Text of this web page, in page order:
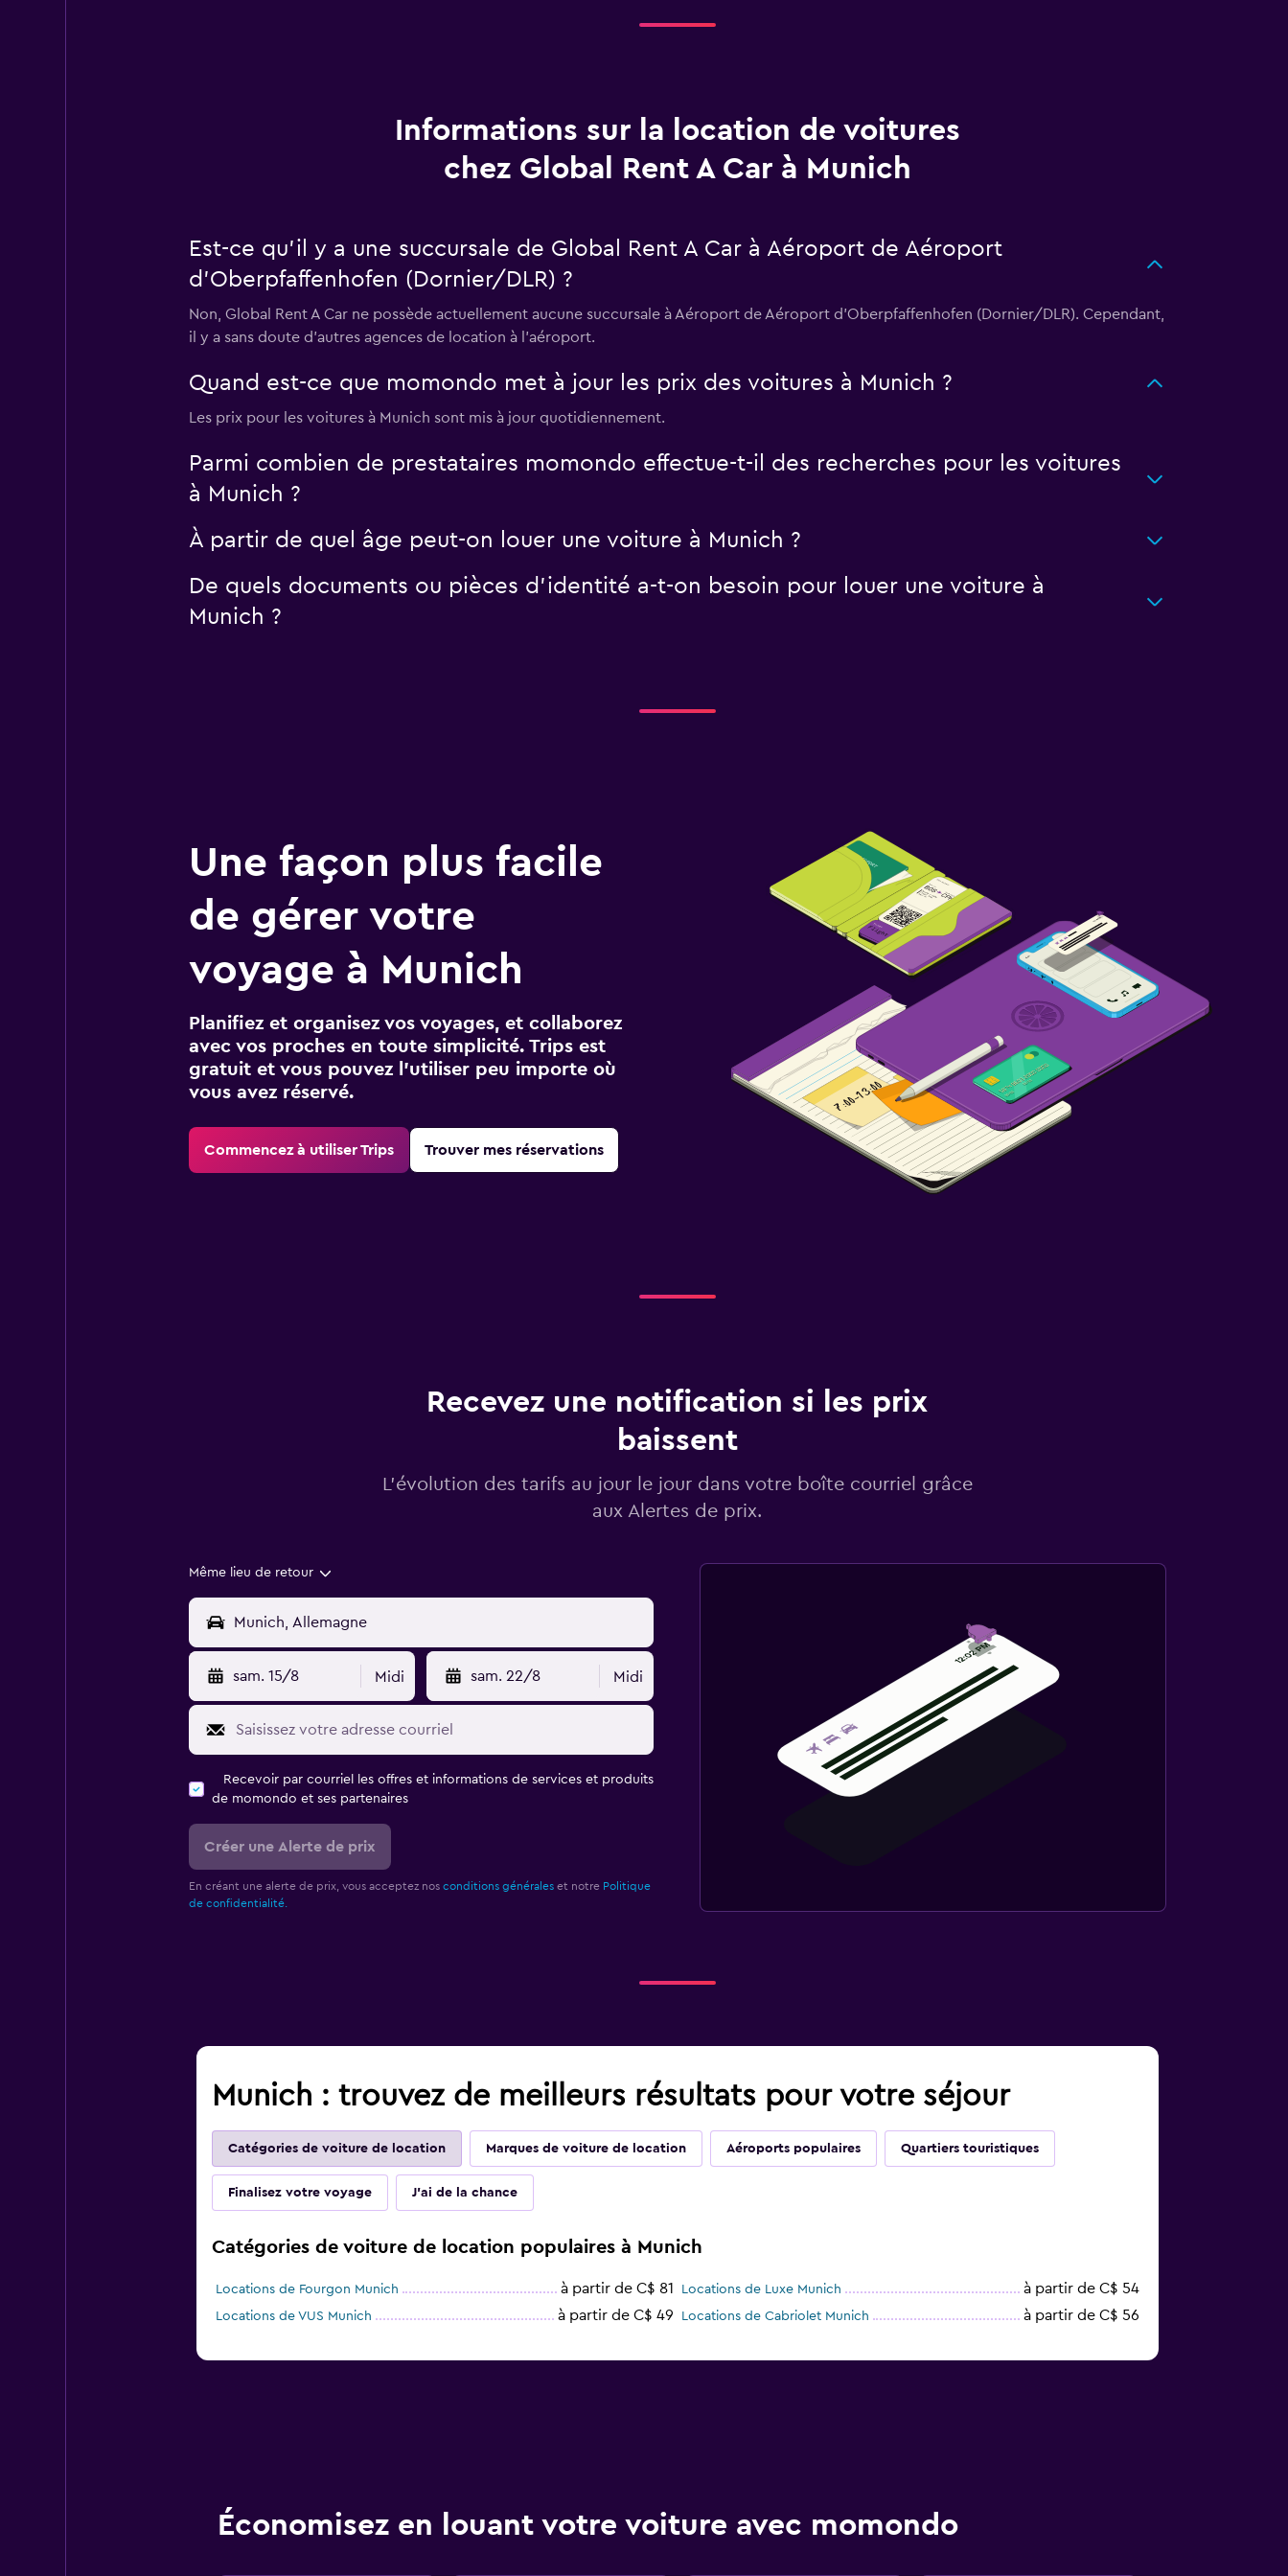
Informations sur la location de voitures
chez Global Rent A Car à Munich
Est-ce qu’il y a une succursale de Global Rent A Car à Aéroport de Aéroport
d'Oberpfaffenhofen (Dornier/DLR) ?
Non, Global Rent A Car ne possède actuellement aucune succursale à Aéroport de Aéroport d'Oberpfaffenhofen (Dornier/DLR). Cependant,
il y a sans doute d’autres agences de location à l’aéroport.
Quand est-ce que momondo met à jour les prix des voitures à Munich ?
Les prix pour les voitures à Munich sont mis à jour quotidiennement.
Parmi combien de prestataires momondo effectue-t-il des recherches pour les voitures
à Munich ?
À partir de quel âge peut-on louer une voiture à Munich ?
De quels documents ou pièces d'identité a-t-on besoin pour louer une voiture à
Munich ?
Une façon plus facile
de gérer votre
voyage à Munich
Planifiez et organisez vos voyages, et collaborez
avec vos proches en toute simplicité. Trips est
gratuit et vous pouvez l’utiliser peu importe où
vous avez réservé.
Commencez à utiliser Trips Trouver mes réservations
Recevez une notification si les prix
baissent
L’évolution des tarifs au jour le jour dans votre boîte courriel grâce
aux Alertes de prix.
Même lieu de retour
sam. 15/8 Midi sam. 22/8 Midi
Recevoir par courriel les offres et informations de services et produits
de momondo et ses partenaires
Créer une Alerte de prix
En créant une alerte de prix, vous acceptez nos conditions généraleset notre Politique
de confidentialité.
Munich : trouvez de meilleurs résultats pour votre séjour
Catégories de voiture de location Marques de voiture de location Aéroports populaires Quartiers touristiques
Finalisez votre voyage J'ai de la chance
Catégories de voiture de location populaires à Munich
Locations de Fourgon Munich à partir de C$ 81 Locations de Luxe Munich à partir de C$ 54
Locations de VUS Munich à partir de C$ 49 Locations de Cabriolet Munich à partir de C$ 56
Économisez en louant votre voiture avec momondo